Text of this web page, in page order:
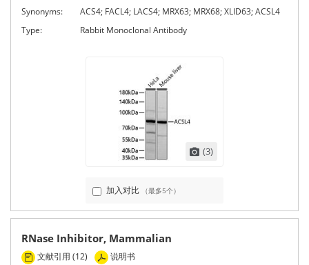
Synonyms:
ACS4; FACL4; LACS4; MRX63; MRX68; XLID63; ACSL4
Type:
Rabbit Monoclonal Antibody
(3)
加入对比 （最多5个）
RNase Inhibitor, Mammalian
文献引用 (12) 说明书